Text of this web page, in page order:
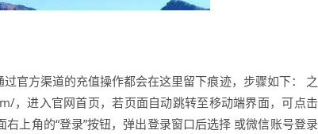
官方渠道的充值操作都会在这里留下痕迹，步骤如下： 之
，进入官网首页，若页面自动跳转至移动端界面，可点击
上角的“登录”按钮，弹出登录窗口后选择 或微信账号登录